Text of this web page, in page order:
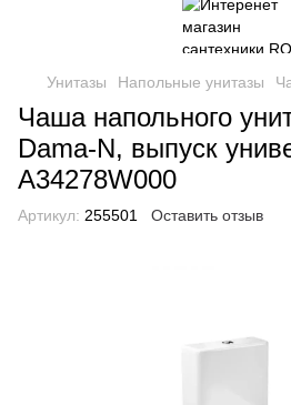
Унитазы Напольные унитазы
Чаша напольного
Dama-N, выпуск
A34278W000
Артикул: 255501 Оставить отзыв